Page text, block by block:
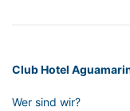
Club Hotel
Wer sind wir?